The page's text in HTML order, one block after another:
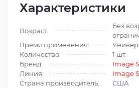
Характеристики
Возраст:
Без
Время применения:
Количество:
1 шт.
Бренд:
Image
Линия:
Image
Страна производитель:
США